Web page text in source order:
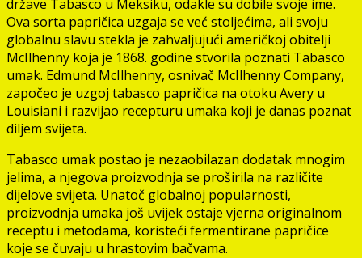
države Tabasco u Meksiku, odakle su dobile svoje ime.
Ova sorta papričica uzgaja se već stoljećima, ali svoju
globalnu slavu stekla je zahvaljujući američkoj obitelji
McIlhenny koja je 1868. godine stvorila poznati Tabasco
umak. Edmund McIlhenny, osnivač McIlhenny Company,
započeo je uzgoj tabasco papričica na otoku Avery u
Louisiani i razvijao recepturu umaka koji je danas poznat
diljem svijeta.
Tabasco umak postao je nezaobilazan dodatak mnogim
jelima, a njegova proizvodnja se proširila na različite
dijelove svijeta. Unatoč globalnoj popularnosti,
proizvodnja umaka još uvijek ostaje vjerna originalnom
receptu i metodama, koristeći fermentirane papričice
koje se čuvaju u hrastovim bačvama.